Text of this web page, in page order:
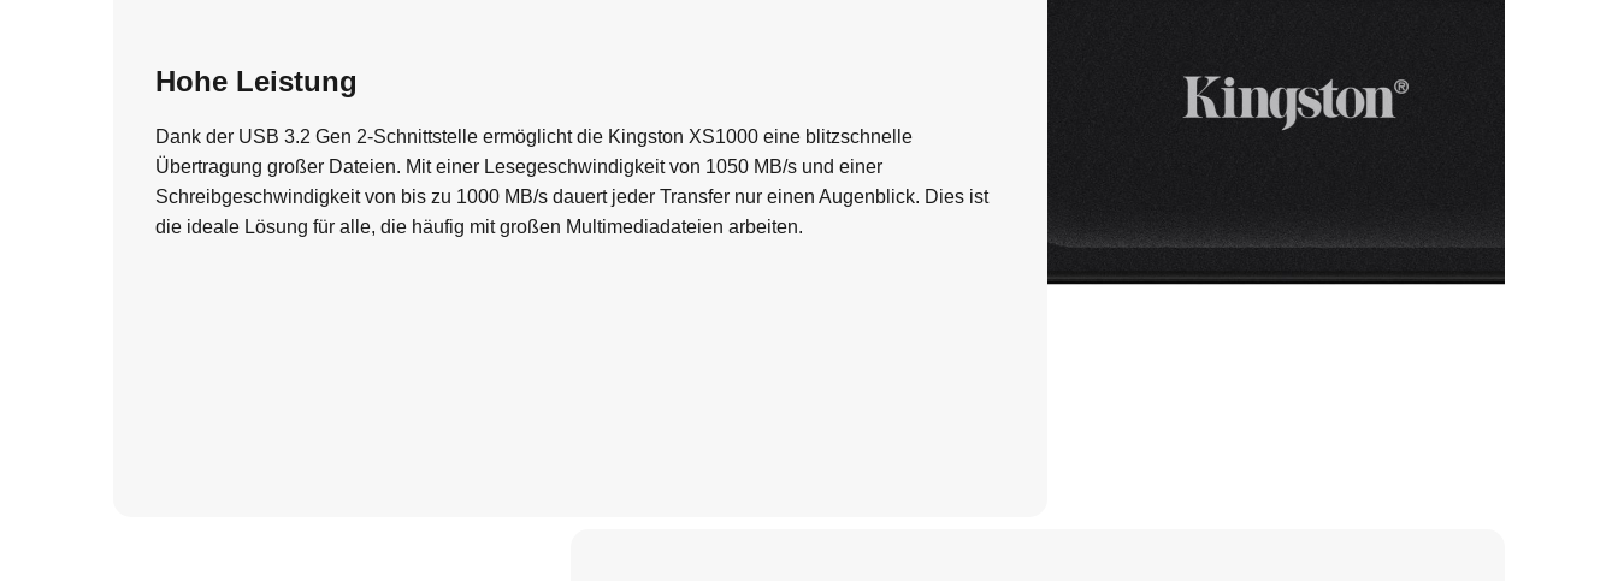
Hohe Leistung
Dank der USB 3.2 Gen 2-Schnittstelle ermöglicht die Kingston XS1000 eine blitzschnelle
Übertragung großer Dateien. Mit einer Lesegeschwindigkeit von 1050 MB/s und einer
Schreibgeschwindigkeit von bis zu 1000 MB/s dauert jeder Transfer nur einen Augenblick. Dies ist
die ideale Lösung für alle, die häufig mit großen Multimediadateien arbeiten.